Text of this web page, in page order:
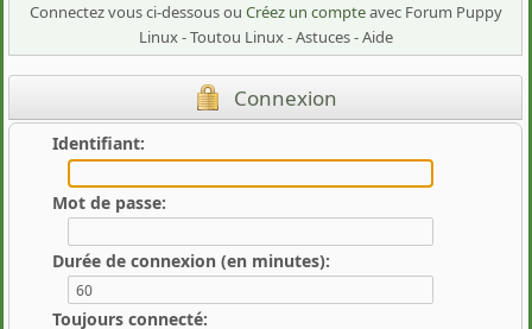
Connectez vous ci-dessous ou Créez un compteavec Forum Puppy
Linux - Toutou Linux - Astuces - Aide
Connexion
Identifiant:
Mot de passe:
Durée de connexion (en minutes):
Toujours connecté: